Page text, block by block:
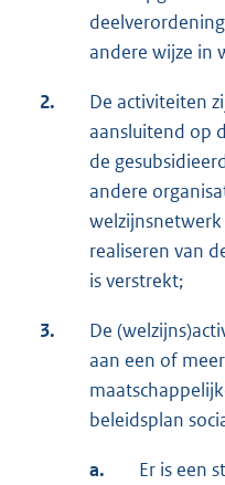
andere wijze in
2.
De activiteiten
aansluitend op
de
andere
realiseren van
is verstrekt;
3.
De
aan een of
beleidsplan
a.
Er is een